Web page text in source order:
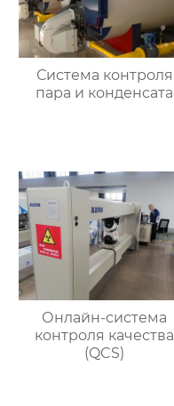
Система контроля
пара и конденсата
Онлайн-система
контроля качества
(QCS)